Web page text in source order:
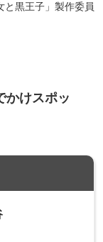
黒王子」製作委員
かけスポッ